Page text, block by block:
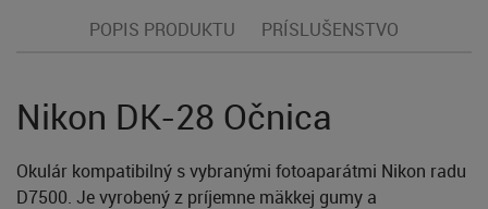
POPIS PRODUKTU PRÍSLUŠENSTVO
Nikon DK-28 Očnica
Okulár kompatibilný s vybranými fotoaparátmi Nikon radu
D7500. Je vyrobený z príjemne mäkkej gumy a